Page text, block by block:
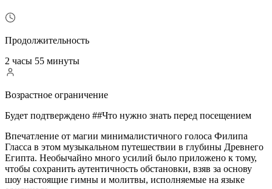
Продолжительность
2 часы 55 минуты
Возрастное ограничение
Будет подтверждено ##Что нужно знать перед посещением
Впечатление от магии минималистичного голоса Филипа
Гласса в этом музыкальном путешествии в глубины Древнего
Египта. Необычайно много усилий было приложено к тому,
чтобы сохранить аутентичность обстановки, взяв за основу
шоу настоящие гимны и молитвы, исполняемые на языке